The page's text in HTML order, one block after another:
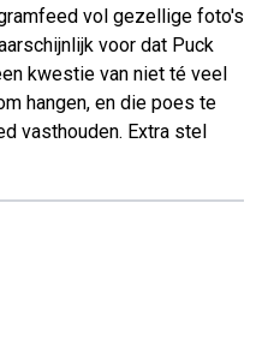
vol gezellige foto's
voor dat Puck
kwestie van niet té veel
hangen, en die poes te
vasthouden. Extra stel